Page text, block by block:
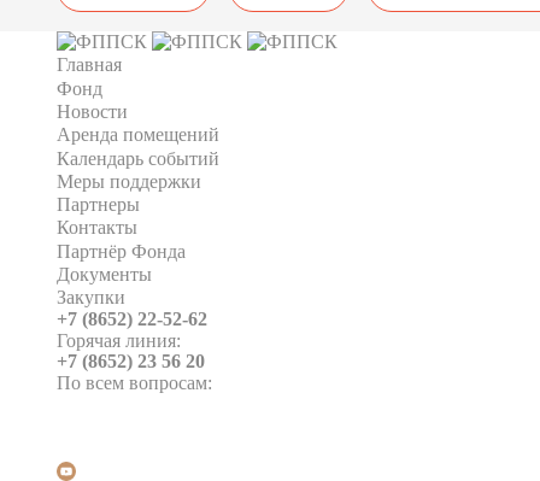
Главная
Фонд
Новости
Аренда помещений
Календарь событий
Меры поддержки
Партнеры
Контакты
Партнёр Фонда
Документы
Закупки
+7 (8652) 22-52-62
Горячая линия:
+7 (8652) 23 56 20
По всем вопросам: